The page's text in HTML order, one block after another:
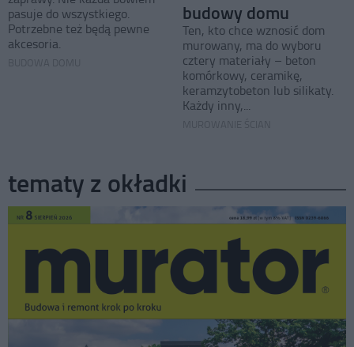
pasuje do wszystkiego.
Potrzebne też będą pewne
akcesoria.
budowy domu
Ten, kto chce wznosić dom
murowany, ma do wyboru
cztery materiały – beton
komórkowy, ceramikę,
keramzytobeton lub silikaty.
Każdy inny,...
tematy z okładki